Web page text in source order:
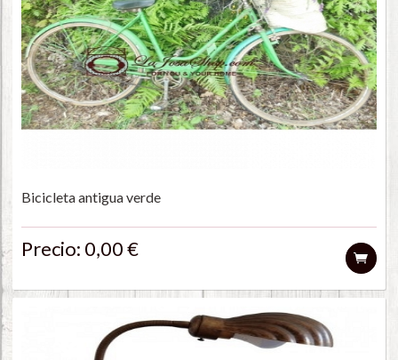
Bicicleta antigua verde
Precio: 0,00 €